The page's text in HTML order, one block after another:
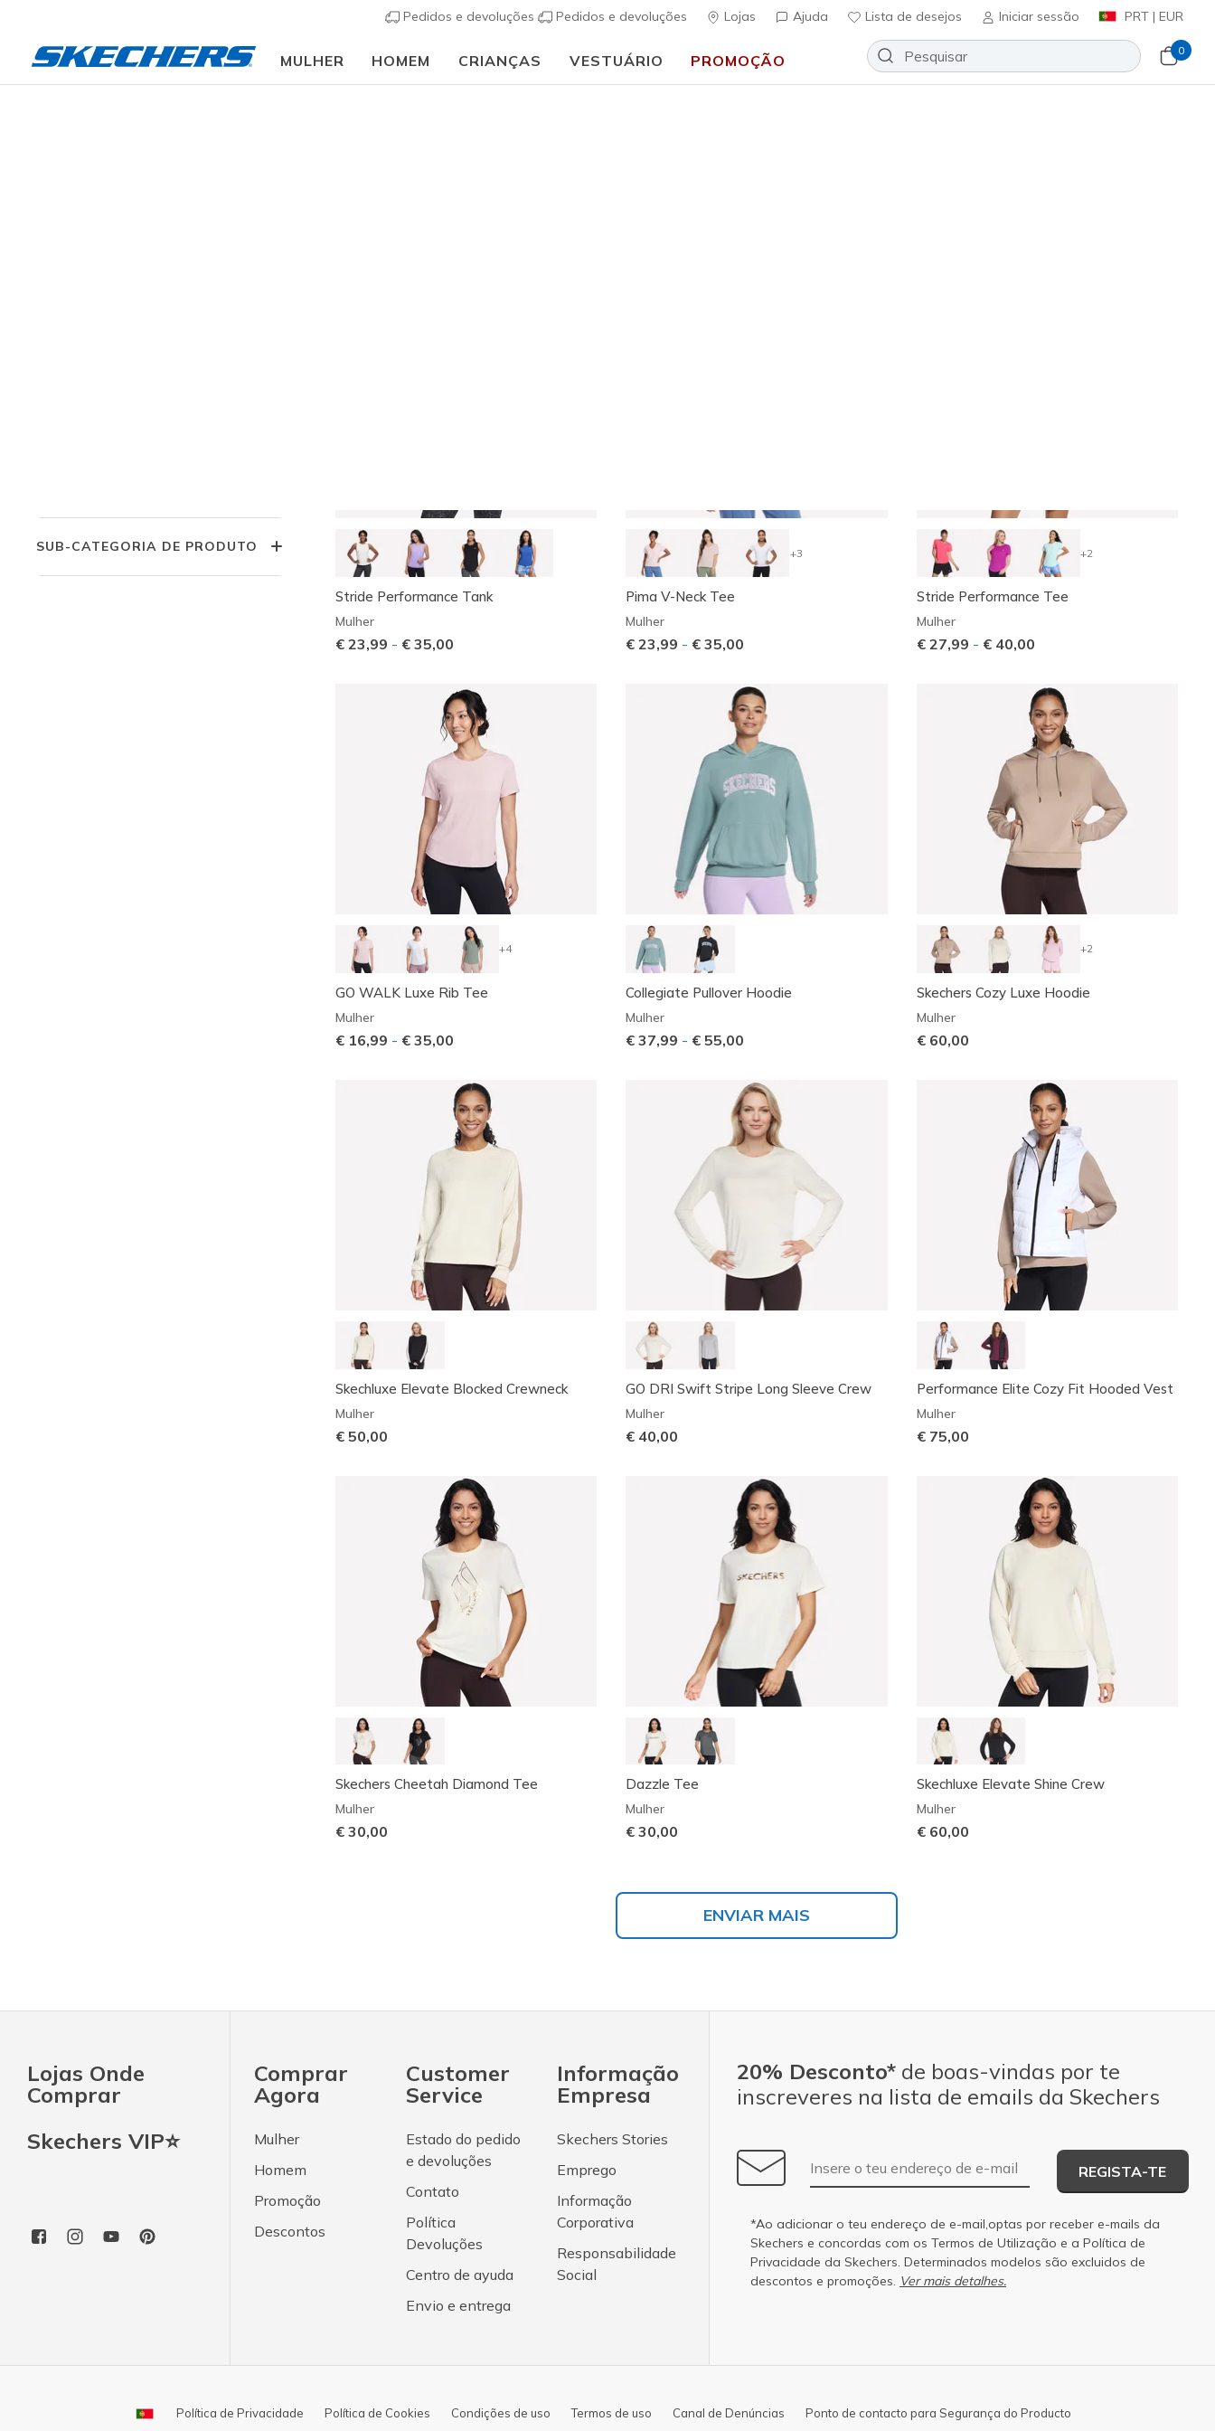
Pedidos e devoluções Pedidos e devoluções Lojas Ajuda Lista de desejos Iniciar sessão PRT | EUR
MULHER HOMEM CRIANÇAS VESTUÁRIO PROMOÇÃO
0
SUB-CATEGORIA DE PRODUTO
Stride Performance Tank
Mulher
€ 23,99 - € 35,00
+3
Pima V-Neck Tee
Mulher
€ 23,99 - € 35,00
+2
Stride Performance Tee
Mulher
€ 27,99 - € 40,00
+4
GO WALK Luxe Rib Tee
Mulher
€ 16,99 - € 35,00
Collegiate Pullover Hoodie
Mulher
€ 37,99 - € 55,00
+2
Skechers Cozy Luxe Hoodie
Mulher
€ 60,00
Skechluxe Elevate Blocked Crewneck
Mulher
€ 50,00
GO DRI Swift Stripe Long Sleeve Crew
Mulher
€ 40,00
Performance Elite Cozy Fit Hooded Vest
Mulher
€ 75,00
Skechers Cheetah Diamond Tee
Mulher
€ 30,00
Dazzle Tee
Mulher
€ 30,00
Skechluxe Elevate Shine Crew
Mulher
€ 60,00
ENVIAR MAIS
Lojas Onde
Comprar
Skechers VIP⭐
Comprar
Agora
Mulher
Homem
Promoção
Descontos
Customer
Service
Estado do pedido
e devoluções
Contato
Política
Devoluções
Centro de ayuda
Envio e entrega
Informação
Empresa
Skechers Stories
Emprego
Informação
Corporativa
Responsabilidade
Social
20% Desconto* de boas-vindas por te
inscreveres na lista de emails da Skechers
Endereço de e-mail
REGISTA-TE
*Ao adicionar o teu endereço de e-mail,optas por receber e-mails da
Skechers e concordas com os Termos de Utilização e a Política de
Privacidade da Skechers. Determinados modelos são excluidos de
descontos e promoções. Ver mais detalhes.
Política de Privacidade Política de Cookies Condições de uso Termos de uso Canal de Denúncias Ponto de contacto para Segurança do Producto